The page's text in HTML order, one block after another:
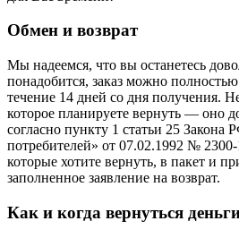
Обмен и возврат
Мы надеемся, что вы останетесь
понадобится, заказ можно
течение 14 дней со дня получения.
которое планируете вернуть — оно
согласно пункту 1 статьи 25 Закона
потребителей» от 07.02.1992 №
которые хотите вернуть, в пакет и
заполненное заявление на возврат.
Как и когда вернуться